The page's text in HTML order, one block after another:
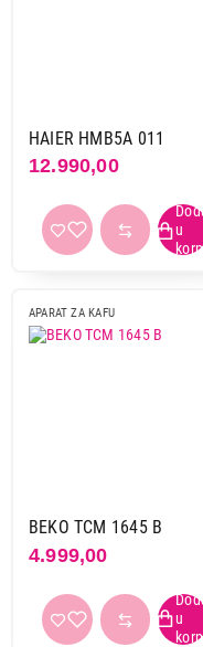
ostale boje
siva
HAIER HMB5A 011
12.990,00
APARAT ZA KAFU
BEKO TCM 1645 B
4.999,00